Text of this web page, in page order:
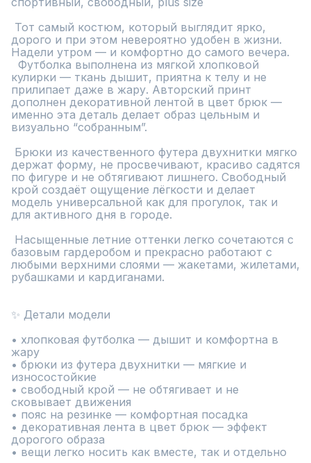
дорого и при этом невероятно удобен в жизни.
Надели утром — и комфортно до самого вечера.
кулирки — ткань дышит, приятна к телу и не
прилипает даже в жару. Авторский принт
дополнен декоративной лентой в цвет брюк —
именно эта деталь делает образ цельным и
визуально “собранным”.
держат форму, не просвечивают, красиво садятся
по фигуре и не обтягивают лишнего. Свободный
крой создаёт ощущение лёгкости и делает
модель универсальной как для прогулок, так и
для активного дня в городе.
базовым гардеробом и прекрасно работают с
любыми верхними слоями — жакетами, жилетами,
рубашками и кардиганами.
✨ Детали модели
• хлопковая футболка — дышит и комфортна в
жару
• брюки из футера двухнитки — мягкие и
износостойкие
• свободный крой — не обтягивает и не
сковывает движения
• пояс на резинке — комфортная посадка
• декоративная лента в цвет брюк — эффект
дорогого образа
• вещи легко носить как вместе, так и отдельно